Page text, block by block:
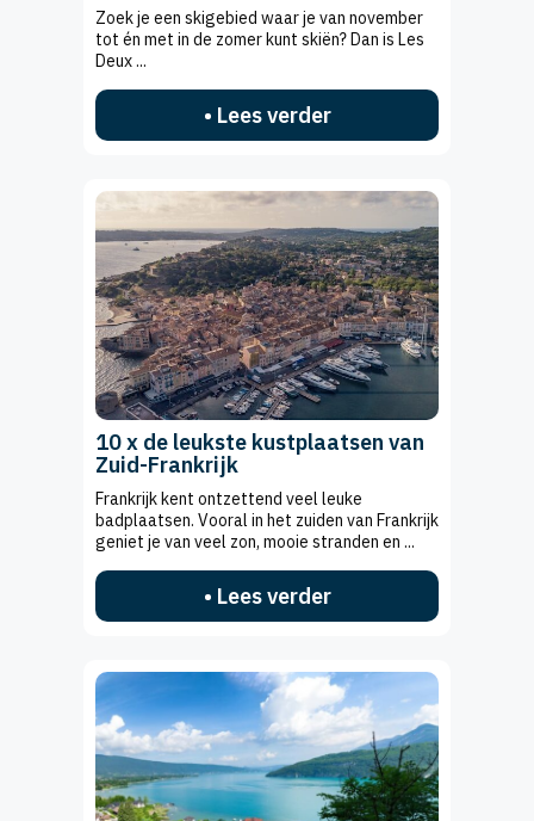
Zoek je een skigebied waar je van november
tot én met in de zomer kunt skiën? Dan is Les
Deux ...
• Lees verder
10 x de leukste kustplaatsen van
Zuid-Frankrijk
Frankrijk kent ontzettend veel leuke
badplaatsen. Vooral in het zuiden van Frankrijk
geniet je van veel zon, mooie stranden en ...
• Lees verder